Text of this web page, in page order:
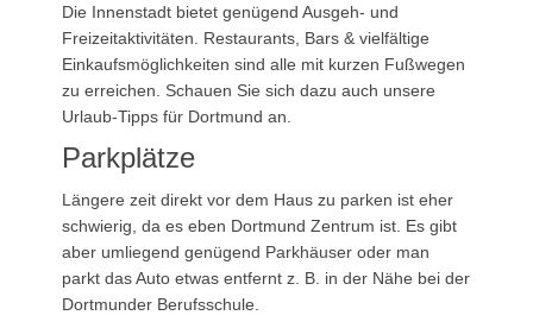
Die Innenstadt bietet genügend Ausgeh- und
Freizeitaktivitäten. Restaurants, Bars & vielfältige
Einkaufsmöglichkeiten sind alle mit kurzen Fußwegen
zu erreichen. Schauen Sie sich dazu auch unsere
Urlaub-Tipps für Dortmund an.
Parkplätze
Längere zeit direkt vor dem Haus zu parken ist eher
schwierig, da es eben Dortmund Zentrum ist. Es gibt
aber umliegend genügend Parkhäuser oder man
parkt das Auto etwas entfernt z. B. in der Nähe bei der
Dortmunder Berufsschule.